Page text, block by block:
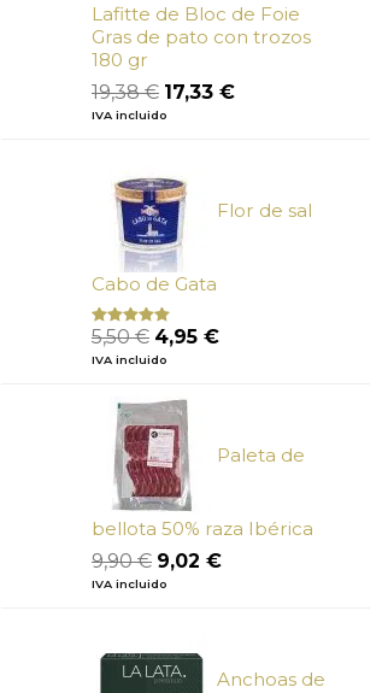
Lafitte de Bloc de Foie
Gras de pato con trozos
180 gr
19,38€ El
precio
19,38 €.
17,33 €El
IVA incluido
Flor de sal
Cabo de Gata
Valorado
con
de
5
5,50€ El
precio
era:
5,50 €.
4,95 €El
IVA incluido
Paleta de
bellota 50% raza Ibérica
9,90€ El
precio
9,90 €.
9,02 €El
IVA incluido
Anchoas de